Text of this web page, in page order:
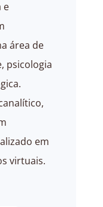
e
área de
psicologia
em
virtuais.